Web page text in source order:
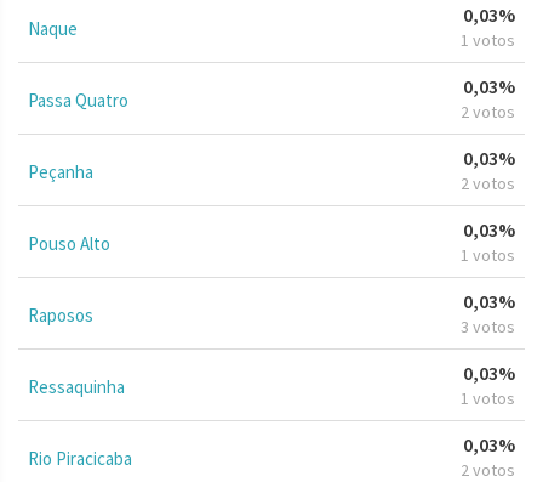
Naque
0,03%
1 votos
Passa Quatro
0,03%
2 votos
Peçanha
0,03%
2 votos
Pouso Alto
0,03%
1 votos
Raposos
0,03%
3 votos
Ressaquinha
0,03%
1 votos
Rio Piracicaba
0,03%
2 votos